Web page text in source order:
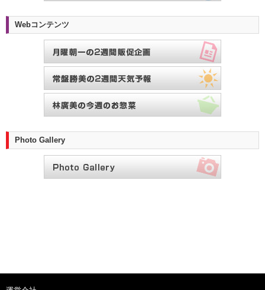
Webコンテンツ
Photo Gallery